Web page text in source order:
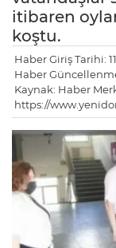
itibaren
koştu.
Haber Giriş Tarihi:
Haber Güncellenme
Kaynak: Haber
https://